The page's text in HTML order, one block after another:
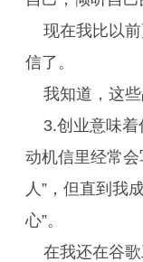
现在我比以
信了。
我知道，这
3.创业意味
动机信里经常
人”，但直到我
心”。
在我还在谷